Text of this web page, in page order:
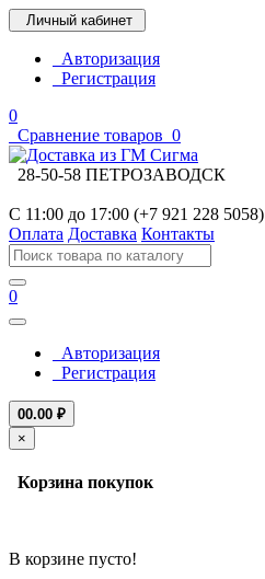
Личный кабинет
Авторизация
Регистрация
0
Сравнение товаров 0
28-50-58 ПЕТРОЗАВОДСК
С 11:00 до 17:00 (+7 921 228 5058)
Оплата Доставка Контакты
0
Авторизация
Регистрация
00.00 ₽
×
Корзина покупок
В корзине пусто!